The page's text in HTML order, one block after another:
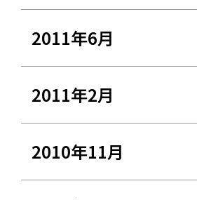
2011年6月
2011年2月
2010年11月